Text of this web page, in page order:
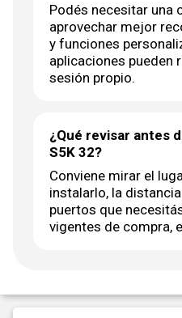
Podés necesitar una
aprovechar mejor
y funciones
aplicaciones pueden
sesión propio.
¿Qué revisar antes
S5K 32?
Conviene mirar el
instalarlo, la
puertos que
vigentes de compra,